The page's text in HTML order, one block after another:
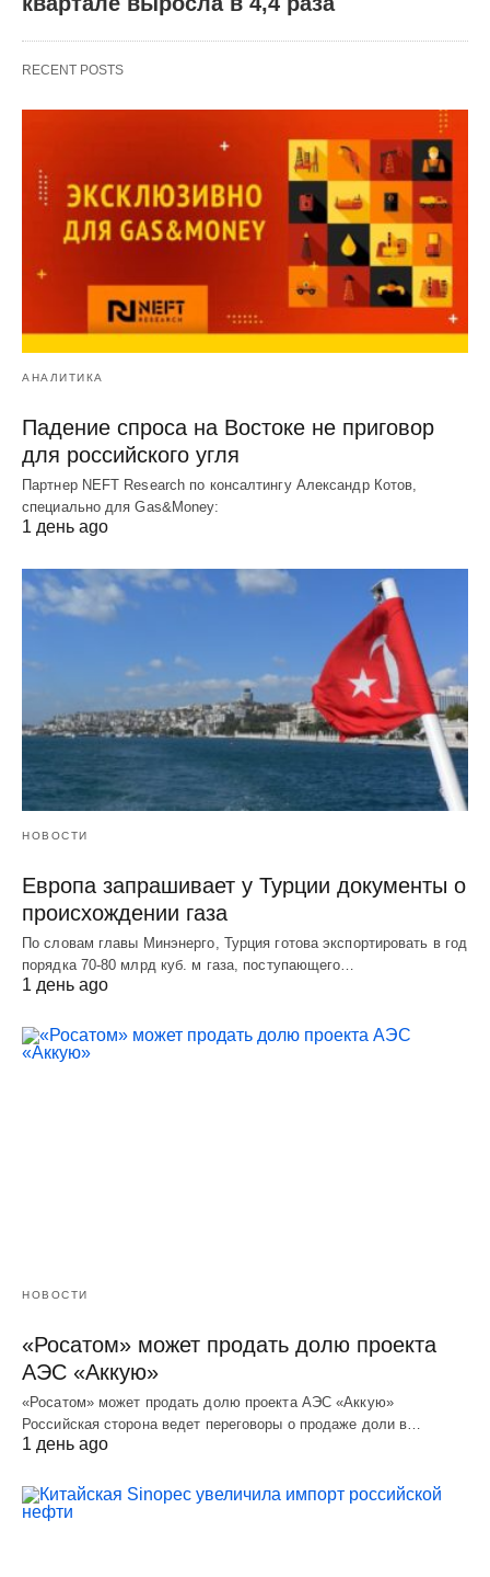
RECENT POSTS
АНАЛИТИКА
Падение спроса на Востоке не приговор
для российского угля
Партнер NEFT Research по консалтингу Александр Котов,
специально для Gas&Money:
1 день ago
НОВОСТИ
Европа запрашивает у Турции документы о
происхождении газа
По словам главы Минэнерго, Турция готова экспортировать в год
порядка 70-80 млрд куб. м газа, поступающего…
1 день ago
НОВОСТИ
«Росатом» может продать долю проекта
АЭС «Аккую»
«Росатом» может продать долю проекта АЭС «Аккую»
Российская сторона ведет переговоры о продаже доли в…
1 день ago